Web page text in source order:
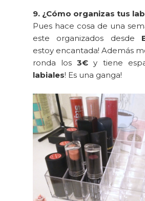
9. ¿Cómo organizas tus
Pues hace cosa de una
este organizados desde
estoy encantada! Además
ronda los3€y tiene
labiales! Es una ganga!